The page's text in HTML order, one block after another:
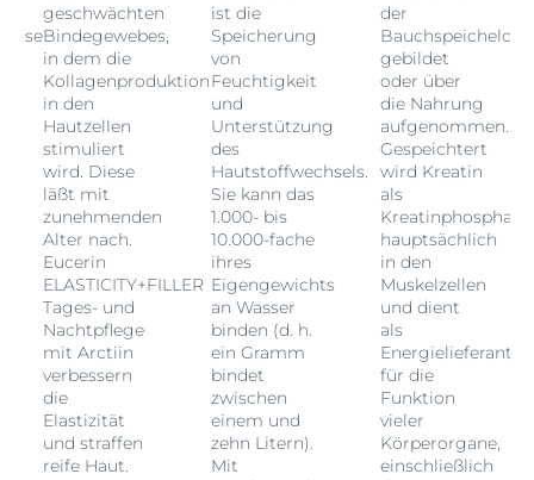
geschwächten
Bindegewebes,
in dem die
Kollagenproduktion
in den
Hautzellen
stimuliert
wird. Diese
läßt mit
zunehmenden
Alter nach.
Eucerin
ELASTICITY+FILLER
Tages- und
Nachtpflege
mit Arctiin
verbessern
die
Elastizität
und straffen
reife Haut.
ist die
Speicherung
von
Feuchtigkeit
und
Unterstützung
des
Hautstoffwechsels.
Sie kann das
1.000- bis
10.000-fache
ihres
Eigengewichts
an Wasser
binden (d. h.
ein Gramm
bindet
zwischen
einem und
zehn Litern).
Mit
der
gebildet
oder über
die Nahrung
aufgenommen.
Gespeichtert
wird Kreatin
als
Kreatinphosphat
hauptsächlich
in den
Muskelzellen
und dient
als
Energielieferant
für die
Funktion
vieler
Körperorgane,
einschließlich